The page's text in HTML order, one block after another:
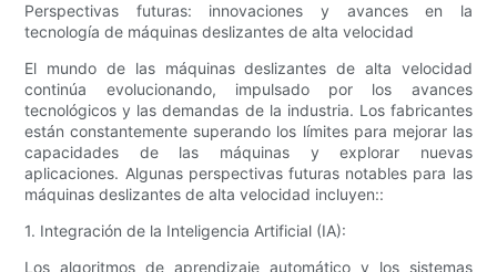
Perspectivas futuras: innovaciones y avances en la
tecnología de máquinas deslizantes de alta velocidad
El mundo de las máquinas deslizantes de alta velocidad
continúa evolucionando, impulsado por los avances
tecnológicos y las demandas de la industria. Los fabricantes
están constantemente superando los límites para mejorar las
capacidades de las máquinas y explorar nuevas
aplicaciones. Algunas perspectivas futuras notables para las
máquinas deslizantes de alta velocidad incluyen::
1. Integración de la Inteligencia Artificial (IA):
Los algoritmos de aprendizaje automático y los sistemas